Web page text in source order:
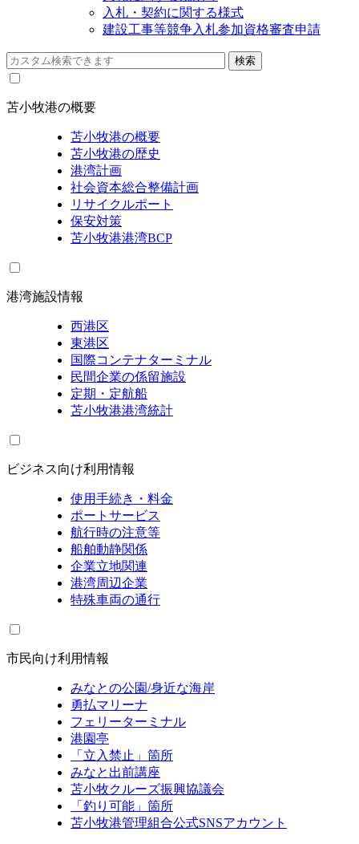
入札・契約に関する様式
建設工事等競争入札参加資格審査申請
苫小牧港の概要
苫小牧港の概要
苫小牧港の歴史
港湾計画
社会資本総合整備計画
リサイクルポート
保安対策
苫小牧港港湾BCP
港湾施設情報
西港区
東港区
国際コンテナターミナル
民間企業の係留施設
定期・定航船
苫小牧港港湾統計
ビジネス向け利用情報
使用手続き・料金
ポートサービス
航行時の注意等
船舶動静関係
企業立地関連
港湾周辺企業
特殊車両の通行
市民向け利用情報
みなとの公園/身近な海岸
勇払マリーナ
フェリーターミナル
港園亭
「立入禁止」箇所
みなと出前講座
苫小牧クルーズ振興協議会
「釣り可能」箇所
苫小牧港管理組合公式SNSアカウント